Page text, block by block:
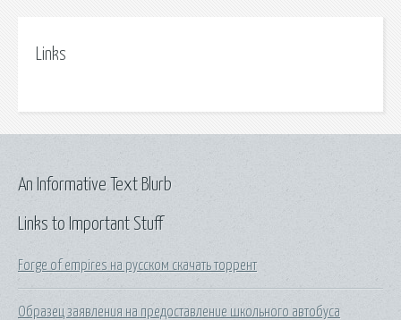
Links
Links to Important Stuff
Forge of empires на русском скачать торрент
Образец заявления на предоставление школьного автобуса
An Informative Text Blurb